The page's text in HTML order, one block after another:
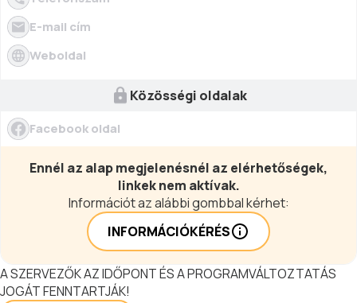
E-mail cím
Weboldal
Közösségi oldalak
Facebook oldal
Ennél az alap megjelenésnél az elérhetőségek,
linkek nem aktívak.
Információt az alábbi gombbal kérhet:
INFORMÁCIÓKÉRÉS
A SZERVEZŐK AZ IDŐPONT ÉS A PROGRAMVÁLTOZTATÁS
JOGÁT FENNTARTJÁK!